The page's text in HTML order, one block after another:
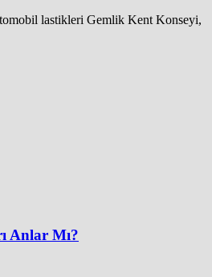
lastikleri Gemlik Kent Konseyi,
Anlar Mı?